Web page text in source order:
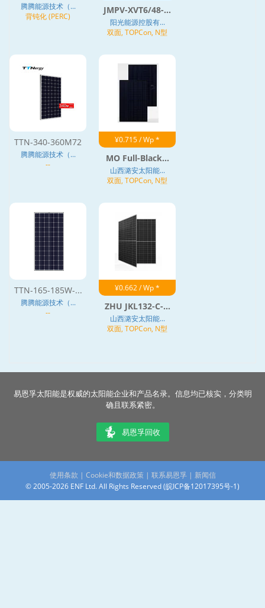
腾腾能源技术（...
背钝化 (PERC)
JMPV-XVT6/48-...
阳光能源控股有...
双面, TOPCon, N型
TTN-340-360M72
腾腾能源技术（...
--
¥0.715 / Wp *
MO Full-Black...
山西潞安太阳能...
双面, TOPCon, N型
TTN-165-185W-...
腾腾能源技术（...
--
¥0.662 / Wp *
ZHU JKL132-C-...
山西潞安太阳能...
双面, TOPCon, N型
易恩孚太阳能是权威的太阳能企业和产品名录。信息均已核实，分类明
确且联系紧密。
易恩孚回收
使用条款 | Cookie和数据政策| 联系易恩孚 | 新闻信
© 2005-2026 ENF Ltd. All Rights Reserved (皖ICP备12017395号-1)